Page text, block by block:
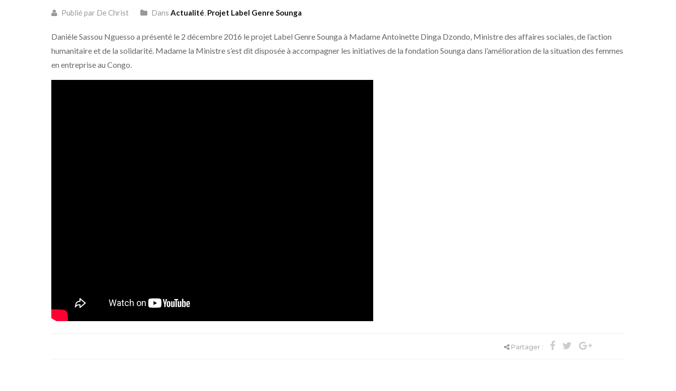
Publié par De Christ Dans Actualité, Projet Label Genre Sounga
Danièle Sassou Nguesso a présenté le 2 décembre 2016 le projet Label Genre Sounga à Madame Antoinette Dinga Dzondo, Ministre des affaires sociales, de l’action
humanitaire et de la solidarité. Madame la Ministre s’est dit disposée à accompagner les initiatives de la fondation Sounga dans l’amélioration de la situation des femmes
en entreprise au Congo.
Partager :